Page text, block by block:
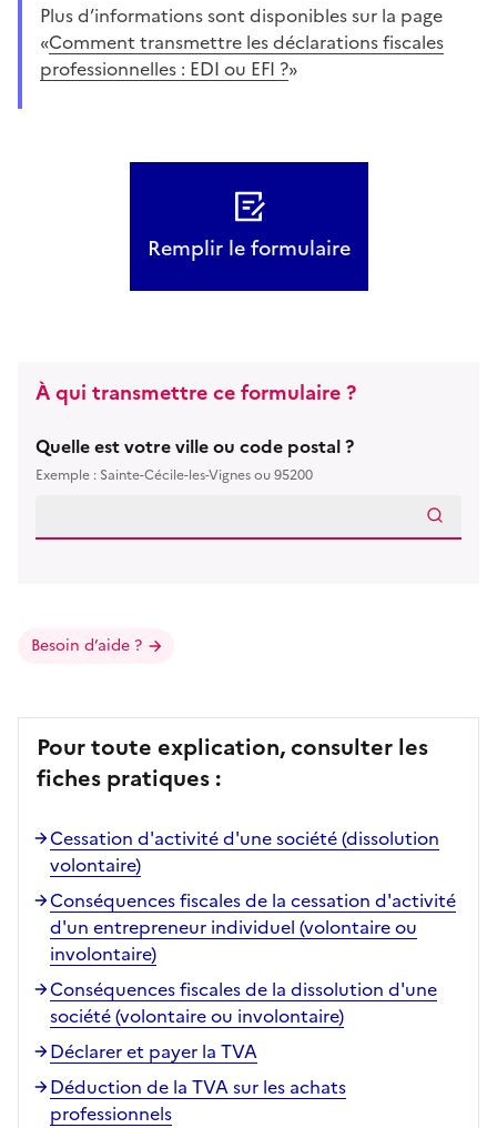
Plus d’informations sont disponibles sur la page
«Comment transmettre les déclarations fiscales
professionnelles : EDI ou EFI ?»
Remplir le formulaire
À qui transmettre ce formulaire ?
Quelle est votre ville ou code postal ?
Exemple : Sainte-Cécile-les-Vignes ou 95200
Besoin d’aide ?
Pour toute explication, consulter les
fiches pratiques :
Cessation d'activité d'une société (dissolution
volontaire)
Conséquences fiscales de la cessation d'activité
d'un entrepreneur individuel (volontaire ou
involontaire)
Conséquences fiscales de la dissolution d'une
société (volontaire ou involontaire)
Déclarer et payer la TVA
Déduction de la TVA sur les achats
professionnels